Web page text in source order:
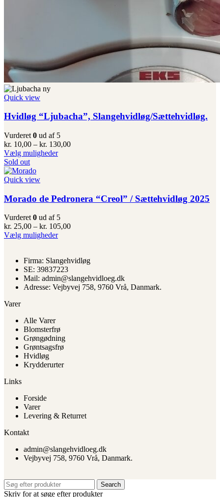
Quick view
Hvidløg “Ljubacha”, Slangehvidløg/Sættehvidløg.
Vurderet 0 ud af 5
kr. 10,00 – kr. 130,00Prisinterval:
Vælg mulighederDette
Mulighederne
kan
vælges
på
varesiden
Sold out
Quick view
Morado de Pedronera “Creol” / Sættehvidløg 2025
Vurderet0 ud af 5
kr. 25,00 – kr. 105,00Prisinterval:
Vælg mulighederDette
flere
varianter.
Mulighederne
kan
Firma: Slangehvidløg
SE: 39837223
Mail: admin@slangehvidloeg.dk
Adresse: Vejbyvej 758, 9760 Vrå, Danmark.
Varer
Alle Varer
Blomsterfrø
Grøngødning
Grøntsagsfrø
Hvidløg
Krydderurter
Links
Forside
Varer
Levering & Returret
Kontakt
admin@slangehvidloeg.dk
Vejbyvej 758, 9760 Vrå, Danmark.
Search
Skriv for at søge efter produkter